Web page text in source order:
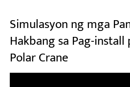
Simulasyon ng mga
Hakbang sa Pag-
Polar Crane